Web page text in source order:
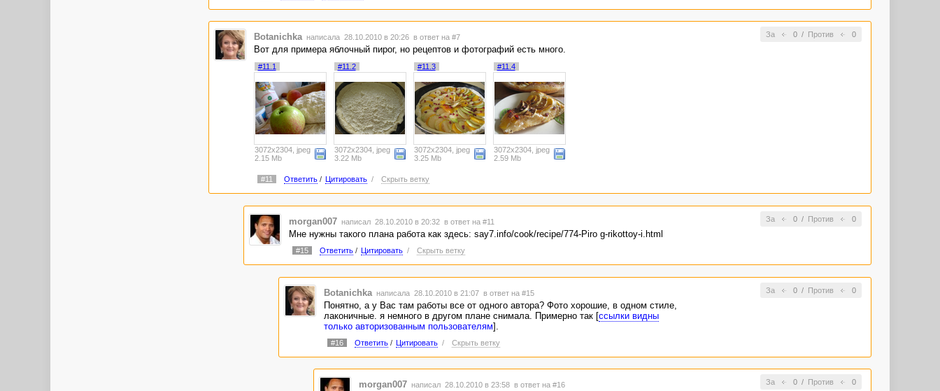
За 0/ Против 0
Botanichka написала 28.10.2010 в 20:26 в ответ на #7
Вот для примера яблочный пирог, но рецептов и фотографий есть много.
#11.1
3072x2304, jpeg
2.15 Mb
#11.2
3072x2304, jpeg
3.22 Mb
#11.3
3072x2304, jpeg
3.25 Mb
#11.4
3072x2304, jpeg
2.59 Mb
#11 Ответить/ Цитировать / Скрыть ветку
За 0/ Против 0
morgan007 написал 28.10.2010 в 20:32 в ответ на #11
Мне нужны такого плана работа как здесь: say7.info/cook/recipe/774-Piro g-rikottoy-i.html
#15 Ответить/ Цитировать / Скрыть ветку
За 0/ Против 0
Botanichka написала 28.10.2010 в 21:07 в ответ на #15
Понятно, а у Вас там работы все от одного автора? Фото хорошие, в одном стиле,
лаконичные. я немного в другом плане снимала. Примерно так [ссылки видны
только авторизованным пользователям].
#16 Ответить/ Цитировать / Скрыть ветку
За 0/ Против 0
morgan007 написал 28.10.2010 в 23:58 в ответ на #16